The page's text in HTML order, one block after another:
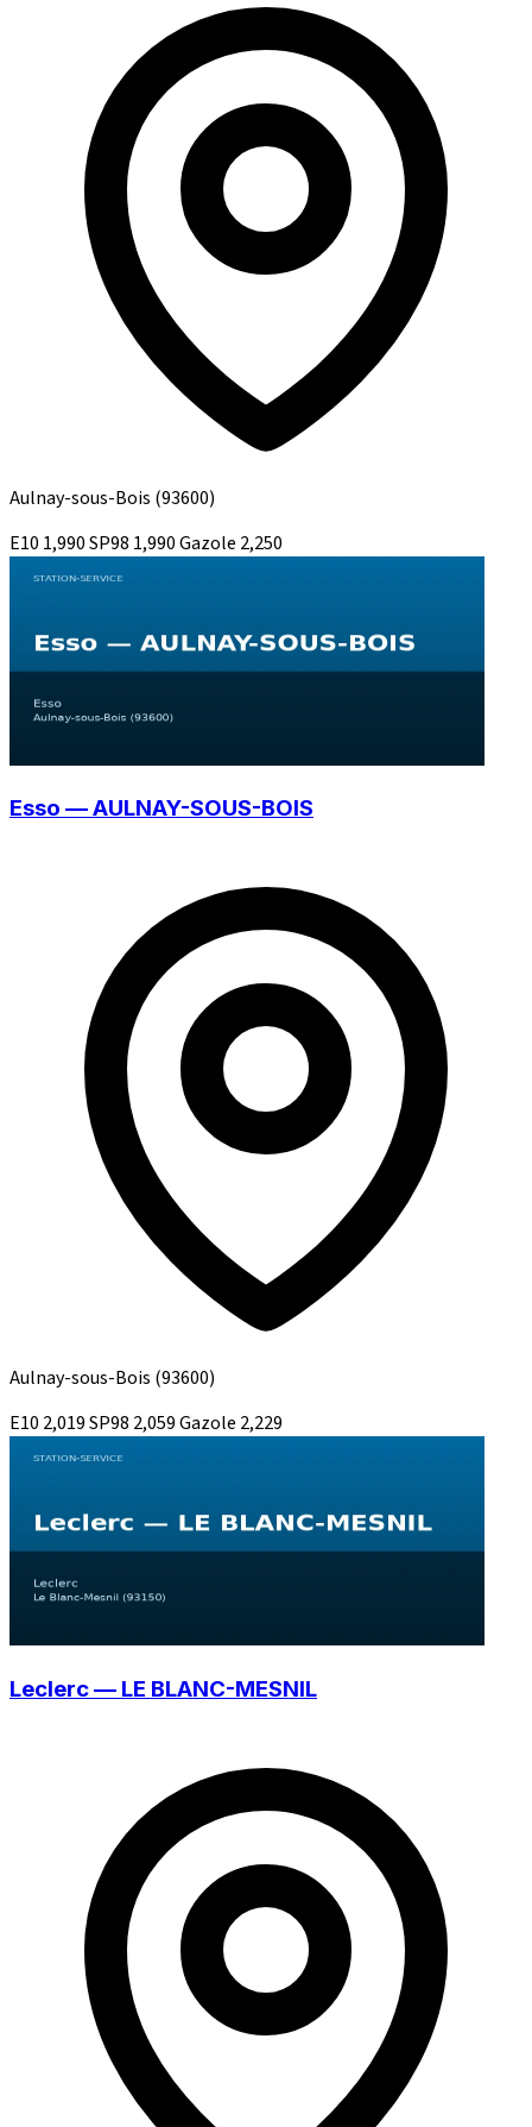
Aulnay-sous-Bois (93600)
E10 1,990SP98 1,990Gazole 2,250
Esso — AULNAY-SOUS-BOIS
Aulnay-sous-Bois (93600)
E10 2,019SP98 2,059Gazole 2,229
Leclerc — LE BLANC-MESNIL